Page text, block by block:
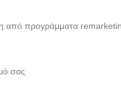
από προγράμματα
σας